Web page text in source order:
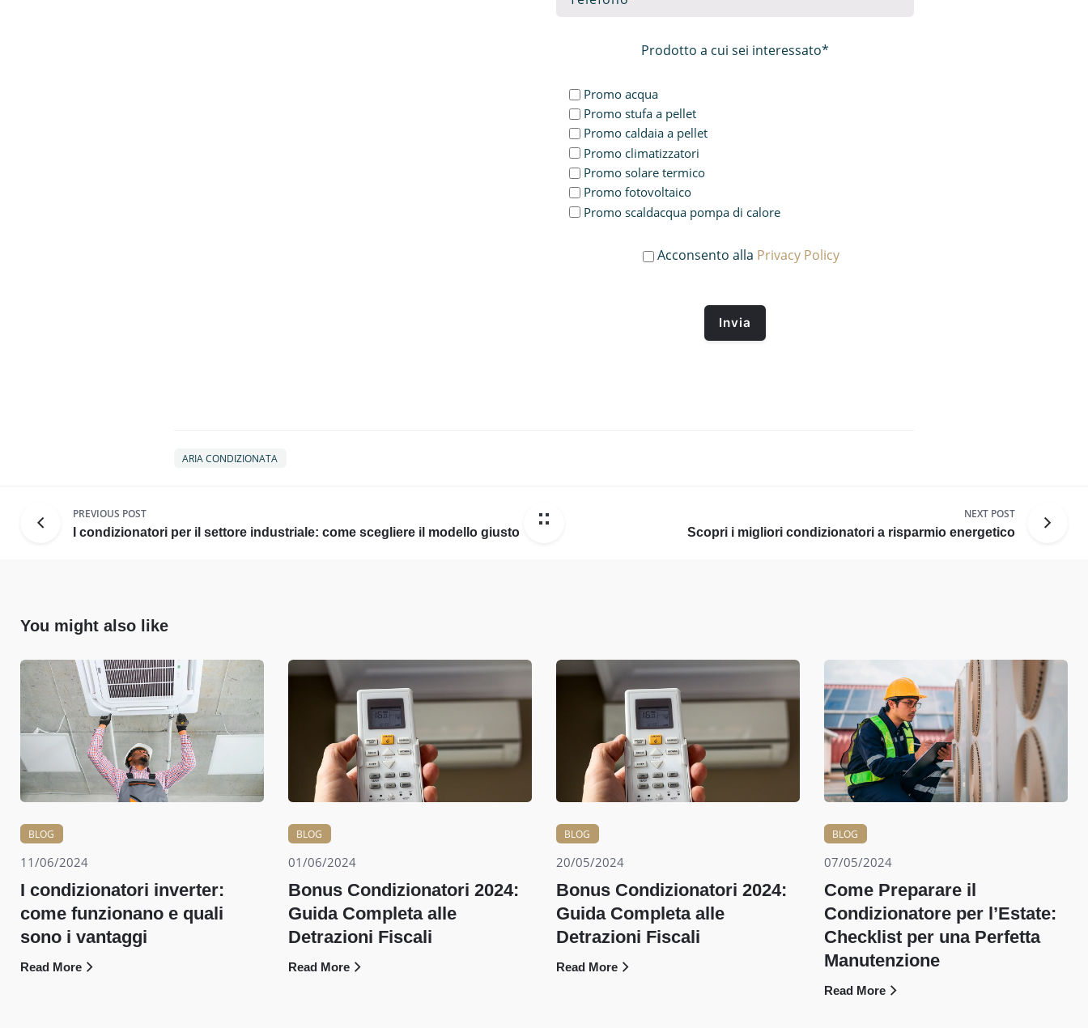
Prodotto a cui sei interessato*
Promo acqua
Promo stufa a pellet
Promo caldaia a pellet
Promo climatizzatori
Promo solare termico
Promo fotovoltaico
Promo scaldacqua pompa di calore
Acconsento alla Privacy Policy
ARIA CONDIZIONATA
PREVIOUS POST
I condizionatori per il settore industriale: come scegliere il modello giusto
NEXT POST
Scopri i migliori condizionatori a risparmio energetico
You might also like
BLOG
11/06/2024
I condizionatori inverter:
come funzionano e quali
sono i vantaggi
Read More
BLOG
01/06/2024
Bonus Condizionatori 2024:
Guida Completa alle
Detrazioni Fiscali
Read More
BLOG
20/05/2024
Bonus Condizionatori 2024:
Guida Completa alle
Detrazioni Fiscali
Read More
BLOG
07/05/2024
Come Preparare il
Condizionatore per l’Estate:
Checklist per una Perfetta
Manutenzione
Read More